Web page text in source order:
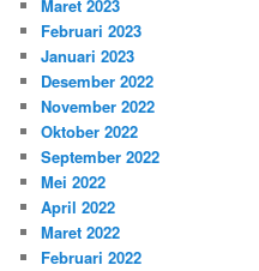
Maret 2023
Februari 2023
Januari 2023
Desember 2022
November 2022
Oktober 2022
September 2022
Mei 2022
April 2022
Maret 2022
Februari 2022